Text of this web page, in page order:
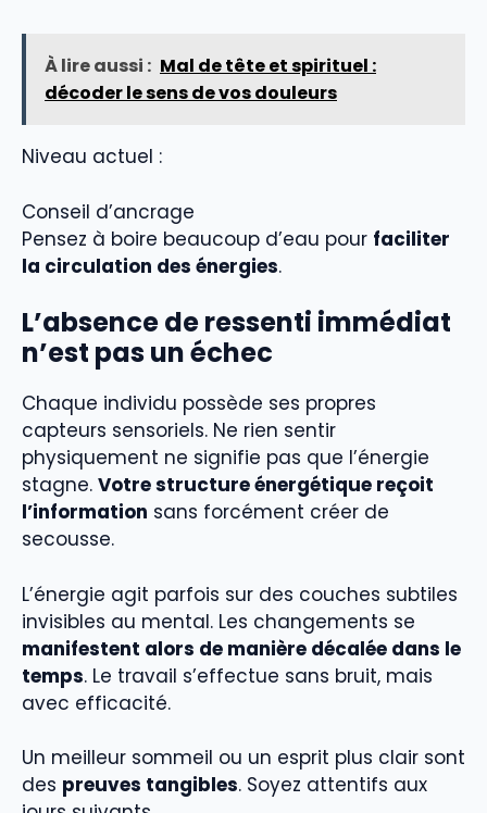
À lire aussi : Mal de tête et spirituel :
décoder le sens de vos douleurs
Niveau actuel :
Conseil d’ancrage
Pensez à boire beaucoup d’eau pour faciliter
la circulation des énergies.
L’absence de ressenti immédiat
n’est pas un échec
Chaque individu possède ses propres
capteurs sensoriels. Ne rien sentir
physiquement ne signifie pas que l’énergie
stagne. Votre structure énergétique reçoit
l’information sans forcément créer de
secousse.
L’énergie agit parfois sur des couches subtiles
invisibles au mental. Les changements se
manifestent alors de manière décalée dans le
temps. Le travail s’effectue sans bruit, mais
avec efficacité.
Un meilleur sommeil ou un esprit plus clair sont
des preuves tangibles. Soyez attentifs aux